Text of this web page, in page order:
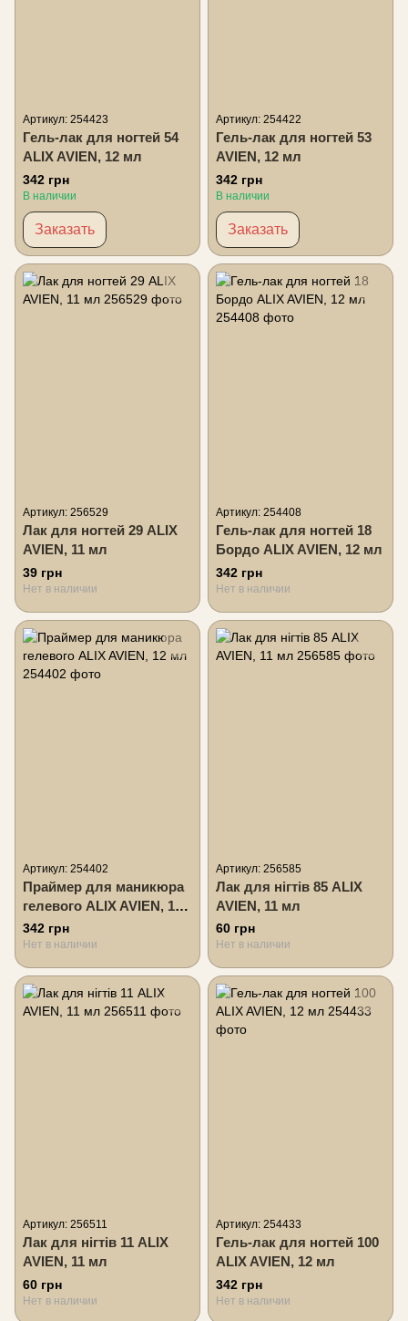
Артикул: 254423
Гель-лак для ногтей 54
ALIX AVIEN, 12 мл
342 грн
В наличии
Заказать
Артикул: 254422
Гель-лак для ногтей 53
AVIEN, 12 мл
342 грн
В наличии
Заказать
Артикул: 256529
Лак для ногтей 29 ALIX
AVIEN, 11 мл
39 грн
Нет в наличии
Артикул: 254408
Гель-лак для ногтей 18
Бордо ALIX AVIEN, 12 мл
342 грн
Нет в наличии
Артикул: 254402
Праймер для маникюра
гелевого ALIX AVIEN, 12
мл
342 грн
Нет в наличии
Артикул: 256585
Лак для нігтів 85 ALIX
AVIEN, 11 мл
60 грн
Нет в наличии
Артикул: 256511
Лак для нігтів 11 ALIX
AVIEN, 11 мл
60 грн
Нет в наличии
Артикул: 254433
Гель-лак для ногтей 100
ALIX AVIEN, 12 мл
342 грн
Нет в наличии